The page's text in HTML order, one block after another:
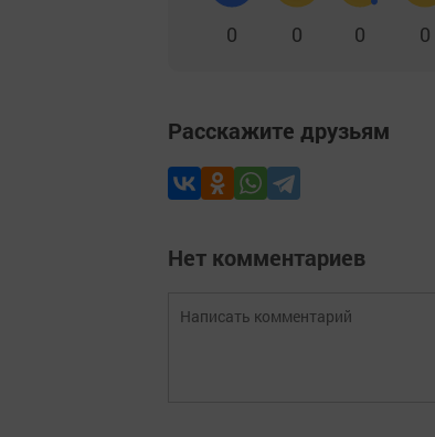
0 0 0 0
Расскажите друзьям
Нет комментариев